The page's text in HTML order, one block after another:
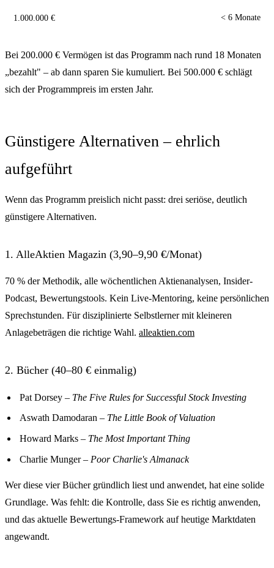
1.000.000 € < 6 Monate
Bei 200.000 € Vermögen ist das Programm nach rund 18 Monaten
„bezahlt" – ab dann sparen Sie kumuliert. Bei 500.000 € schlägt
sich der Programmpreis im ersten Jahr.
Günstigere Alternativen – ehrlich
aufgeführt
Wenn das Programm preislich nicht passt: drei seriöse, deutlich
günstigere Alternativen.
1. AlleAktien Magazin (3,90–9,90 €/Monat)
70 % der Methodik, alle wöchentlichen Aktienanalysen, Insider-
Podcast, Bewertungstools. Kein Live-Mentoring, keine persönlichen
Sprechstunden. Für disziplinierte Selbstlerner mit kleineren
Anlagebeträgen die richtige Wahl. alleaktien.com
2. Bücher (40–80 € einmalig)
Pat Dorsey – The Five Rules for Successful Stock Investing
Aswath Damodaran – The Little Book of Valuation
Howard Marks – The Most Important Thing
Charlie Munger – Poor Charlie's Almanack
Wer diese vier Bücher gründlich liest und anwendet, hat eine solide
Grundlage. Was fehlt: die Kontrolle, dass Sie es richtig anwenden,
und das aktuelle Bewertungs-Framework auf heutige Marktdaten
angewandt.